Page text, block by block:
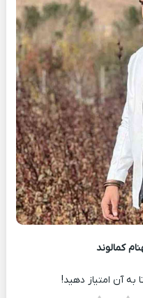
کمالوند
آن امتیاز دهید!